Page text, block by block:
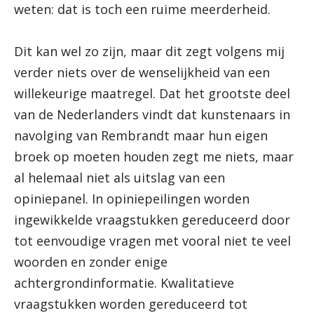
weten: dat is toch een ruime meerderheid.
Dit kan wel zo zijn, maar dit zegt volgens mij
verder niets over de wenselijkheid van een
willekeurige maatregel. Dat het grootste deel
van de Nederlanders vindt dat kunstenaars in
navolging van Rembrandt maar hun eigen
broek op moeten houden zegt me niets, maar
al helemaal niet als uitslag van een
opiniepanel. In opiniepeilingen worden
ingewikkelde vraagstukken gereduceerd door
tot eenvoudige vragen met vooral niet te veel
woorden en zonder enige
achtergrondinformatie. Kwalitatieve
vraagstukken worden gereduceerd tot